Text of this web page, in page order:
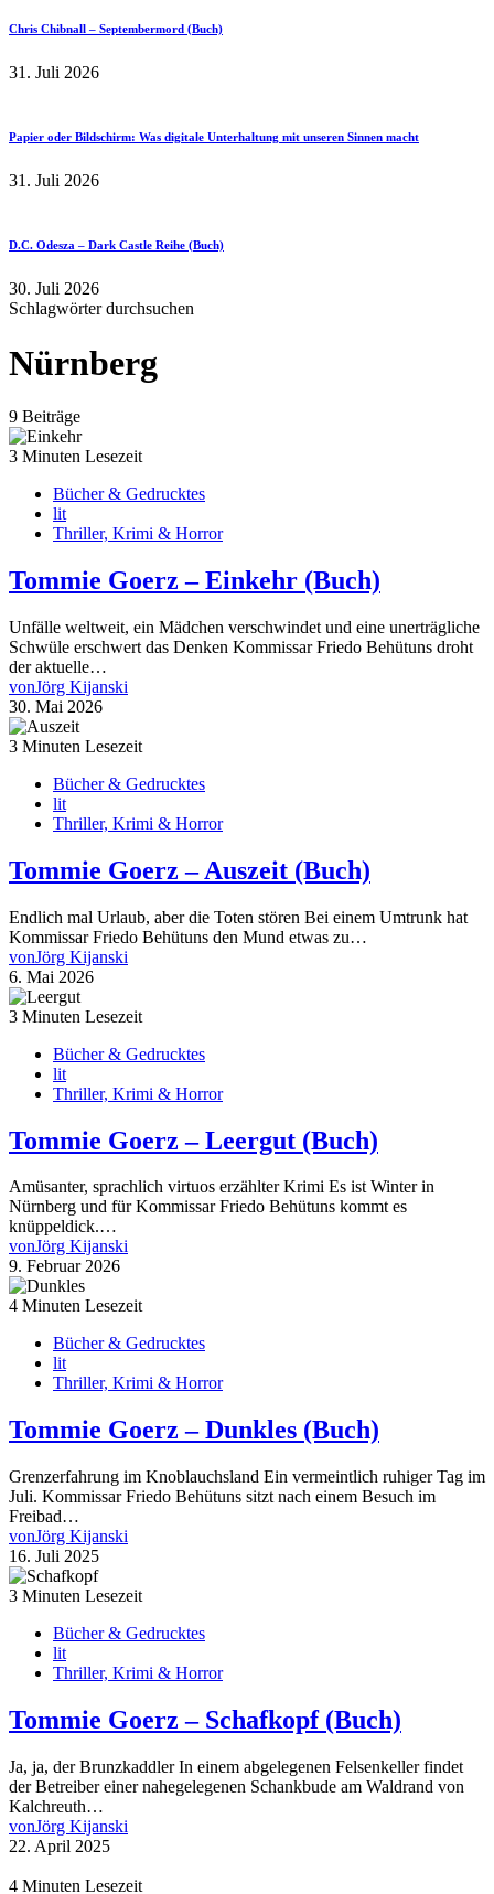
Chris Chibnall – Septembermord (Buch)
31. Juli 2026
Papier oder Bildschirm: Was digitale Unterhaltung mit unseren Sinnen macht
31. Juli 2026
D.C. Odesza – Dark Castle Reihe (Buch)
30. Juli 2026
Schlagwörter durchsuchen
Nürnberg
9 Beiträge
3 Minuten Lesezeit
Bücher & Gedrucktes
lit
Thriller, Krimi & Horror
Tommie Goerz – Einkehr (Buch)
Unfälle weltweit, ein Mädchen verschwindet und eine unerträgliche
Schwüle erschwert das Denken Kommissar Friedo Behütuns droht
der aktuelle…
vonJörg Kijanski
30. Mai 2026
3 Minuten Lesezeit
Bücher & Gedrucktes
lit
Thriller, Krimi & Horror
Tommie Goerz – Auszeit (Buch)
Endlich mal Urlaub, aber die Toten stören Bei einem Umtrunk hat
Kommissar Friedo Behütuns den Mund etwas zu…
vonJörg Kijanski
6. Mai 2026
3 Minuten Lesezeit
Bücher & Gedrucktes
lit
Thriller, Krimi & Horror
Tommie Goerz – Leergut (Buch)
Amüsanter, sprachlich virtuos erzählter Krimi Es ist Winter in
Nürnberg und für Kommissar Friedo Behütuns kommt es
knüppeldick.…
vonJörg Kijanski
9. Februar 2026
4 Minuten Lesezeit
Bücher & Gedrucktes
lit
Thriller, Krimi & Horror
Tommie Goerz – Dunkles (Buch)
Grenzerfahrung im Knoblauchsland Ein vermeintlich ruhiger Tag im
Juli. Kommissar Friedo Behütuns sitzt nach einem Besuch im
Freibad…
vonJörg Kijanski
16. Juli 2025
3 Minuten Lesezeit
Bücher & Gedrucktes
lit
Thriller, Krimi & Horror
Tommie Goerz – Schafkopf (Buch)
Ja, ja, der Brunzkaddler In einem abgelegenen Felsenkeller findet
der Betreiber einer nahegelegenen Schankbude am Waldrand von
Kalchreuth…
vonJörg Kijanski
22. April 2025
4 Minuten Lesezeit